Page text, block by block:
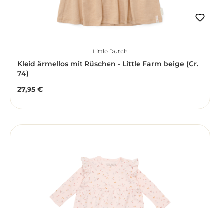
Little Dutch
Kleid ärmellos mit Rüschen - Little Farm beige (Gr.
74)
Regulärer Preis:
27,95 €